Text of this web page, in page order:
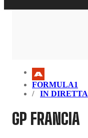
FORMULA1
IN DIRETTA
GP FRANCIA